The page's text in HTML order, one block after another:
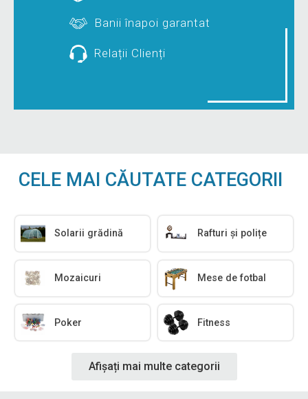
Banii înapoi garantat
Relații Clienți
CELE MAI CĂUTATE CATEGORII
Solarii grădină Rafturi și polițe
Mozaicuri Mese de fotbal
Poker Fitness
Afișați mai multe categorii